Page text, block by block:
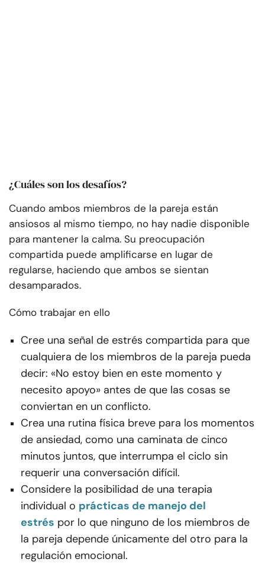
¿Cuáles son los desafíos?
Cuando ambos miembros de la pareja están
ansiosos al mismo tiempo, no hay nadie disponible
para mantener la calma. Su preocupación
compartida puede amplificarse en lugar de
regularse, haciendo que ambos se sientan
desamparados.
Cómo trabajar en ello
Cree una señal de estrés compartida para que
cualquiera de los miembros de la pareja pueda
decir: «No estoy bien en este momento y
necesito apoyo» antes de que las cosas se
conviertan en un conflicto.
Crea una rutina física breve para los momentos
de ansiedad, como una caminata de cinco
minutos juntos, que interrumpa el ciclo sin
requerir una conversación difícil.
Considere la posibilidad de una terapia
individual o prácticas de manejo del
estrés por lo que ninguno de los miembros de
la pareja depende únicamente del otro para la
regulación emocional.